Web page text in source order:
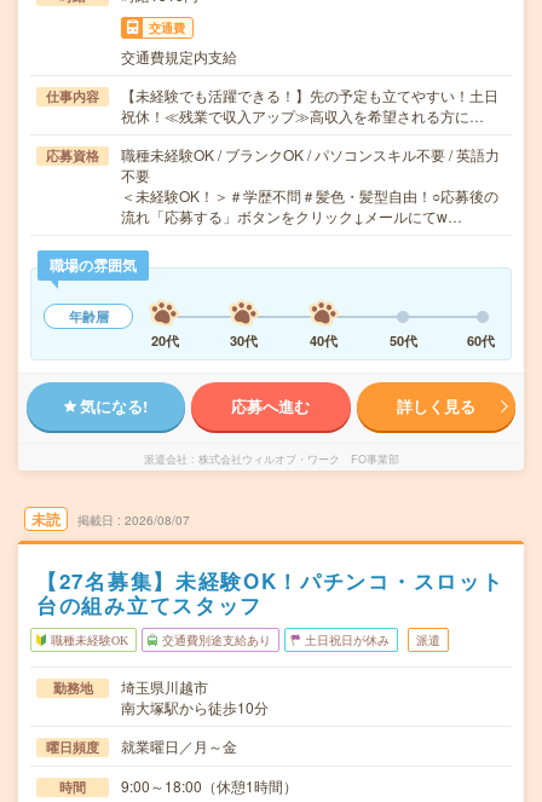
交通費
交通費規定内支給
仕事内容
【未経験でも活躍できる！】先の予定も立てやすい！土日
祝休！≪残業で収入アップ≫高収入を希望される方に…
応募資格
職種未経験OK / ブランクOK / パソコンスキル不要 / 英語力
不要
＜未経験OK！＞＃学歴不問＃髪色・髪型自由！○応募後の
流れ「応募する」ボタンをクリック↓メールにてw…
職場の雰囲気
年齢層
20代
30代 40代 50代 60代
気になる! 応募へ進む 詳しく見る
派遣会社 株式会社ウィルオブ・ワーク FO事業部
未読 掲載日 2026/08/07
【27名募集】未経験OK！パチンコ・スロット
台の組み立てスタッフ
職種未経験OK 交通費別途支給あり 土日祝日が休み 派遣
勤務地
埼玉県川越市
南大塚駅から徒歩10分
曜日頻度 就業曜日／月～金
時間 9:00～18:00（休憩1時間）